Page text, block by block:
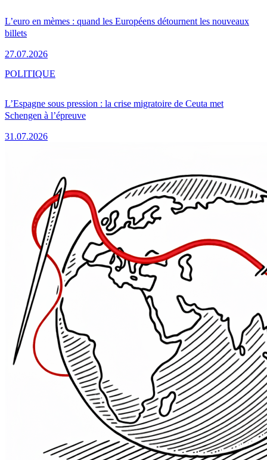
L’euro en mèmes : quand les Européens détournent les nouveaux
billets
27.07.2026
L’Espagne sous pression : la crise migratoire de Ceuta met
Schengen à l’épreuve
31.07.2026
POLITIQUE